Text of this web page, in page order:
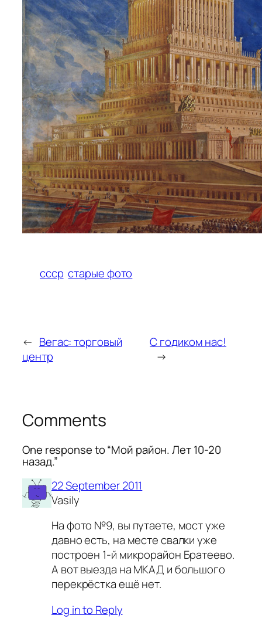
ссср старые фото
← Вегас: торговый
центр
С годиком нас!
→
Comments
One response to “Мой район. Лет 10-20
назад.”
22 September 2011
Vasily
На фото №9, вы путаете, мост уже
давно есть, на месте свалки уже
построен 1-й микрорайон Братеево.
А вот выезда на МКАД и большого
перекрёстка ещё нет.
Log in to Reply